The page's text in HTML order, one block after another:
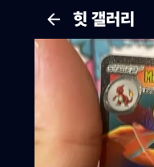
힛 갤러리